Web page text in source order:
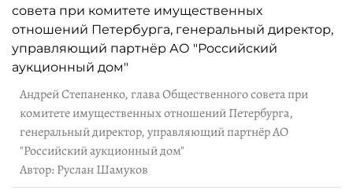
Андрей Степаненко, глава Общественного совета при
комитете имущественных отношений Петербурга,
генеральный директор, управляющий партнёр АО
"Российский аукционный дом"
Автор: Руслан Шамуков